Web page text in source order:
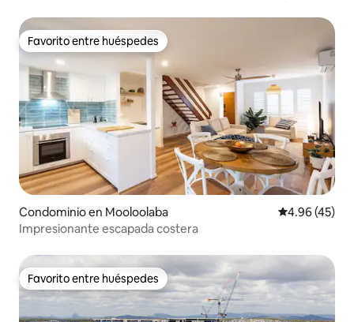
Favorito entre huéspedes
Favorito entre huéspedes
Condominio en Mooloolaba Calificación
4.96 (45)
Impresionante escapada costera
Favorito entre huéspedes
Favorito entre huéspedes